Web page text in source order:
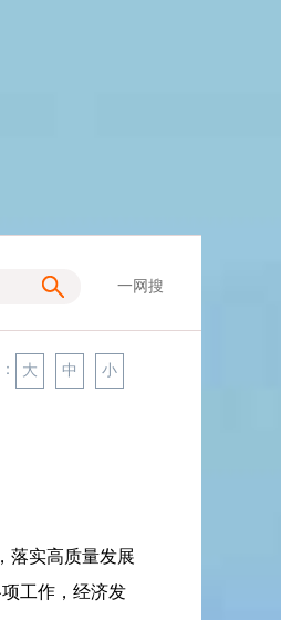
一网搜
大 中 小
落实高质量发展
工作，经济发